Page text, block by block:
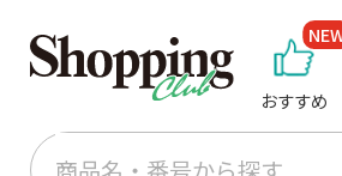
おすすめ